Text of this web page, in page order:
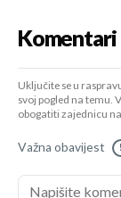
Komentari
Uključite se u
svoj pogled na temu.
obogatiti zajednicu
Važna obavijest !